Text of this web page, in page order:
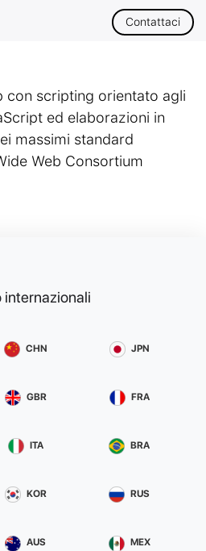
Contattaci
con scripting orientato agli
ed elaborazioni in
massimi standard
Web Consortium
internazionali
CHN JPN
GBR FRA
ITA BRA
KOR RUS
AUS MEX